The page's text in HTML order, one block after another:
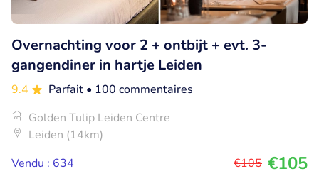
Overnachting voor 2 + ontbijt + evt. 3-
gangendiner in hartje Leiden
9.4 Parfait • 100 commentaires
Golden Tulip Leiden Centre
Leiden (14km)
Vendu : 634
€105 €105